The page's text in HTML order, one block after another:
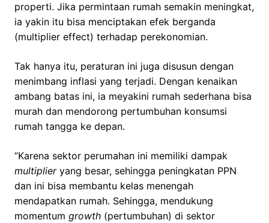
properti. Jika permintaan rumah semakin meningkat,
ia yakin itu bisa menciptakan efek berganda
(multiplier effect) terhadap perekonomian.
Tak hanya itu, peraturan ini juga disusun dengan
menimbang inflasi yang terjadi. Dengan kenaikan
ambang batas ini, ia meyakini rumah sederhana bisa
murah dan mendorong pertumbuhan konsumsi
rumah tangga ke depan.
“Karena sektor perumahan ini memiliki dampak
multiplieryang besar, sehingga peningkatan PPN
dan ini bisa membantu kelas menengah
mendapatkan rumah. Sehingga, mendukung
momentum growth (pertumbuhan) di sektor